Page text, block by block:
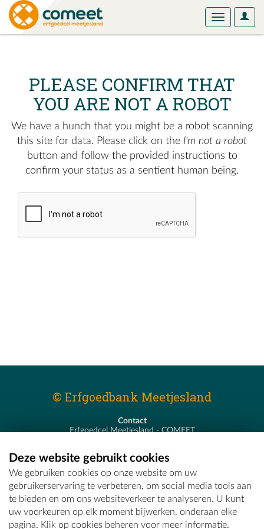
User
Toggle
PLEASE CONFIRM THAT
YOU ARE NOT A ROBOT
We have a hunch that you might be a robot scanning
this site for data. Please click on the I'm not a robot
button and follow the provided instructions to
confirm your status as a sentient human being.
© Erfgoedbank Meetjesland
Contact
Erfgoedcel Meetjesland - COMEET
T - 09 373 75 96
E -erfgoedcel@comeet.be
Deze website gebruikt cookies
We gebruiken cookies op onze website om uw
gebruikerservaring te verbeteren, om social media tools aan
te bieden en om ons websiteverkeer te analyseren. U kunt
uw voorkeuren op elk moment bijwerken, onderaan elke
pagina. Klik op cookies beheren voor meer informatie.